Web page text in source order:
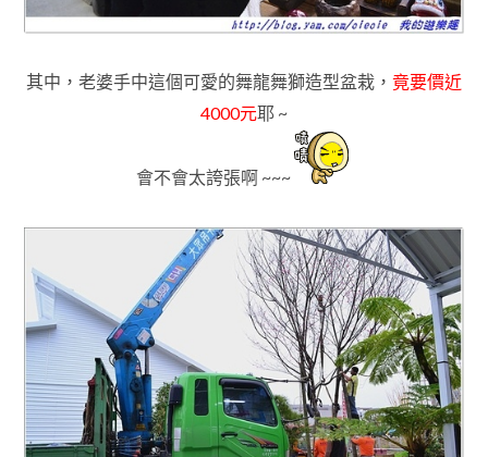
其中 ，老婆手中這個可愛的舞龍舞獅造型盆栽 ， 竟要價近
4000元耶 ~
會不會太誇張啊 ~~~